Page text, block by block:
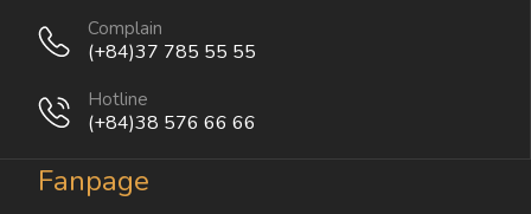
Complain
(+84)37 785 55 55
Hotline
(+84)38 576 66 66
Fanpage